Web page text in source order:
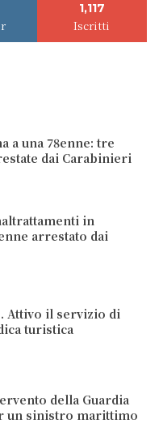
1,117
Iscritti
a una 78enne: tre
dai Carabinieri
in
arrestato dai
Attivo il servizio di
turistica
della Guardia
un sinistro marittimo